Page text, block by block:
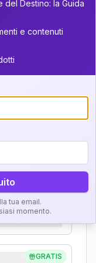
e
definizione e
GRATIS
Destino: la Guida
e contenuti
tua email.
momento.